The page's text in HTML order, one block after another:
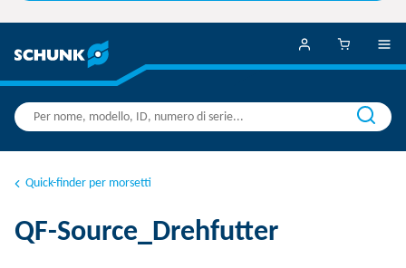
Quick-finder per morsetti
QF-Source_Drehfutter